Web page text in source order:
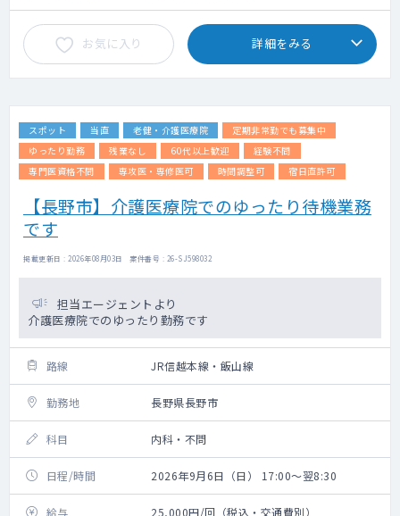
お気に入り 詳細をみる
スポット 当直 老健・介護医療院
定期非常勤でも募集中
ゆったり勤務
残業なし 60代以上歓迎
経験不問
専門医資格不問
専攻医・専修医可 時間調整可 宿日直許可
【長野市】介護医療院でのゆったり待機業務
です
掲載更新日 : 2026年08月03日 案件番号 : 26-SJ598032
担当エージェントより
介護医療院でのゆったり勤務です
路線 JR信越本線・飯山線
勤務地 長野県長野市
科目 内科・不問
日程/時間 2026年9月6日（日） 17:00～翌8:30
給与 25,000円/回（税込・交通費別）